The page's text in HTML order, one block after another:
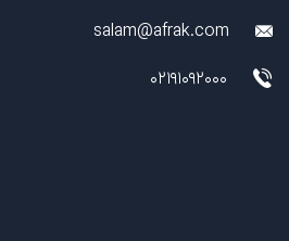
salam@afrak.com
02191092000